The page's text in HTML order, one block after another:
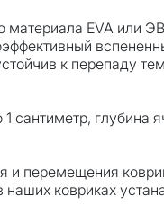
EVA или
к перепаду
сантиметр, глубина
перемещения
ковриках